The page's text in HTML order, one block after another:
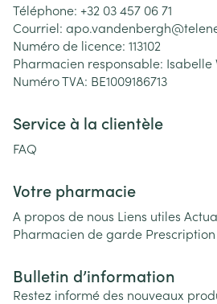
Téléphone: +32 03 457 06 71
Courriel: apo.vandenbergh@
Numéro de licence: 113102
Pharmacien responsable: Isabelle
Numéro TVA: BE1009186713
Service à la clientèle
FAQ
Votre pharmacie
A propos de nous Liens utiles
Pharmacien de garde Prescription
Bulletin d’information
Restez informé des nouveaux